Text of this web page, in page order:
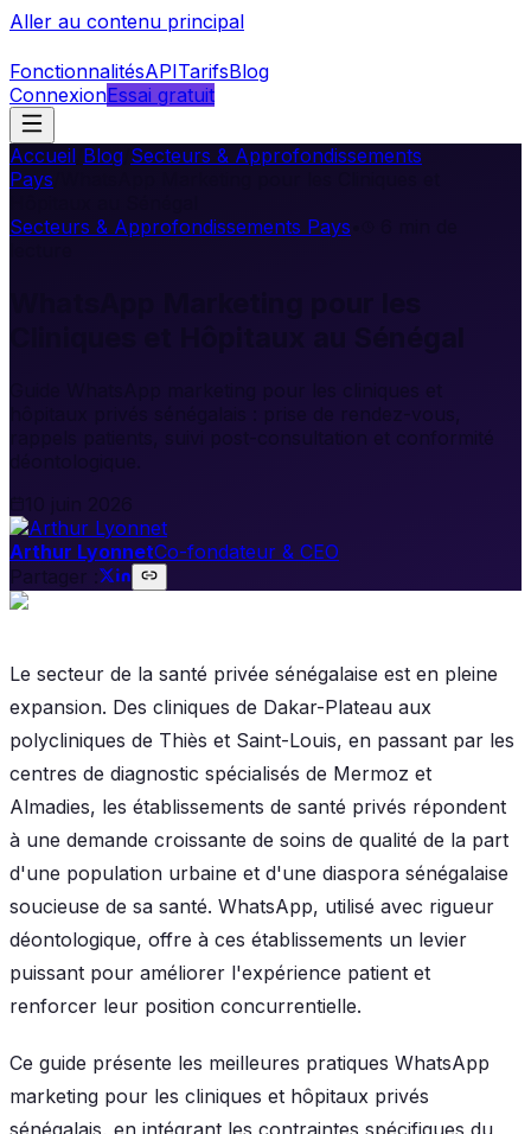
Aller au contenu principal
FonctionnalitésAPITarifsBlog
ConnexionEssai gratuit
Accueil Blog Secteurs & Approfondissements
Pays
Secteurs & Approfondissements Pays
hôpitaux privés sénégalais : prise de rendez-vous,
rappels patients, suivi post-consultation et conformité
Arthur LyonnetCo-fondateur & CEO
Partager :
Le secteur de la santé privée sénégalaise est en pleine
expansion. Des cliniques de Dakar-Plateau aux
polycliniques de Thiès et Saint-Louis, en passant par les
centres de diagnostic spécialisés de Mermoz et
Almadies, les établissements de santé privés répondent
à une demande croissante de soins de qualité de la part
d'une population urbaine et d'une diaspora sénégalaise
soucieuse de sa santé. WhatsApp, utilisé avec rigueur
déontologique, offre à ces établissements un levier
puissant pour améliorer l'expérience patient et
renforcer leur position concurrentielle.
Ce guide présente les meilleures pratiques WhatsApp
marketing pour les cliniques et hôpitaux privés
sénégalais, en intégrant les contraintes spécifiques du